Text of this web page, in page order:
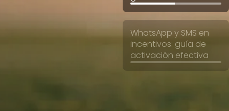
WhatsApp y SMS en
incentivos: guía de
activación efectiva